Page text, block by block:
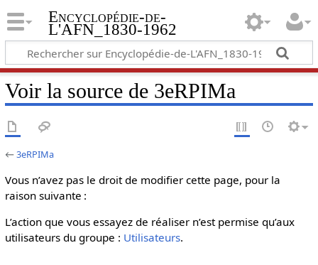
Encyclopédie-de-
L'AFN_1830-1962
Voir la source de 3eRPIMa
←3eRPIMa
Vous n’avez pas le droit de modifier cette page, pour la
raison suivante :
L’action que vous essayez de réaliser n’est permise qu’aux
utilisateurs du groupe : Utilisateurs.